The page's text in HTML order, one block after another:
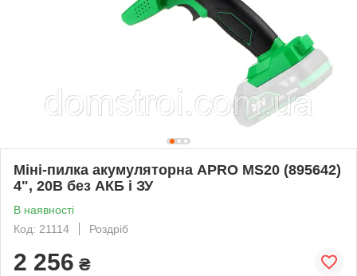
Міні-пилка акумуляторна APRO MS20 (895642)
4", 20В без АКБ і ЗУ
В наявності
Код: 21114
Роздріб
2 256 ₴